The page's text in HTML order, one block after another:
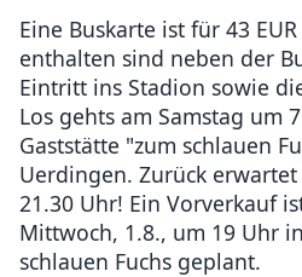
Eine Buskarte ist für 43
enthalten sind neben der
Eintritt ins Stadion sowie
Los gehts am Samstag um
Gaststätte "zum schlauen
Uerdingen. Zurück
21.30 Uhr! Ein Vorverkauf
Mittwoch, 1.8., um 19 Uhr
schlauen Fuchs geplant.